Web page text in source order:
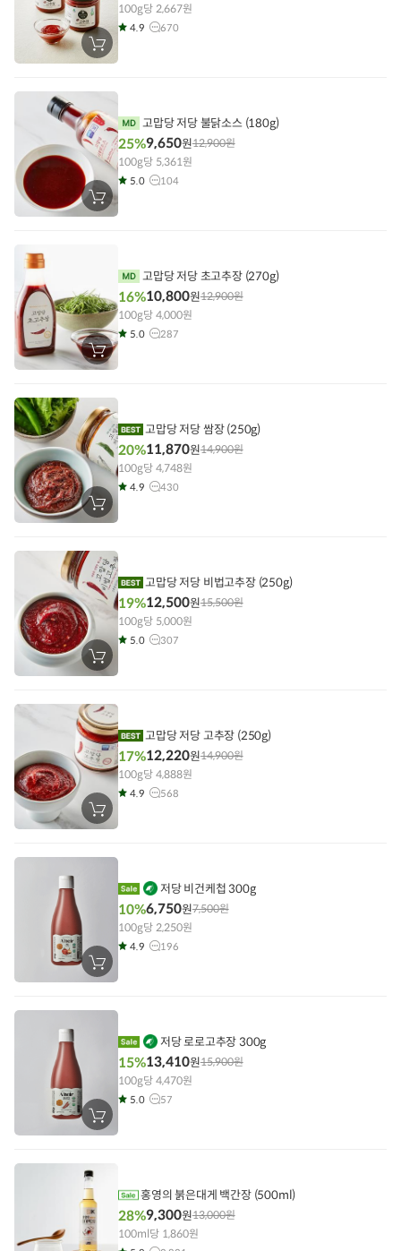
장
바
에
기
100g당 2,667원
4.9 670
장
바
고맙당 저당 불닭소스 (180g)
25%9,650원12,900원
100g당 5,361원
5.0 104
장
바
에
담
기
고맙당 저당 초고추장 (270g)
16%10,800원12,900원
100g당 4,000원
5.0 287
장
바
에
담
기
고맙당 저당 쌈장 (250g)
20%11,870원14,900원
100g당 4,748원
4.9 430
장
바
에
담
기
고맙당 저당 비법고추장 (250g)
19%12,500원15,500원
100g당 5,000원
5.0 307
장
바
에
고맙당 저당 고추장 (250g)
17%12,220원14,900원
100g당 4,888원
4.9 568
장
바
에
비
건
상
품
저당 비건케첩 300g
10%6,750원7,500원
100g당 2,250원
4.9 196
장
바
비
건
상
품
저당 로로고추장 300g
15%13,410원15,900원
100g당 4,470원
5.0 57
홍영의 붉은대게 백간장 (500ml)
28%9,300원13,000원
100ml당 1,860원